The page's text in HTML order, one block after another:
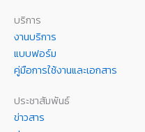
บริการ
งานบริการ
แบบฟอร์ม
คู่มือการใช้งานและเอกสาร
ประชาสัมพันธ์
ข่าวสาร